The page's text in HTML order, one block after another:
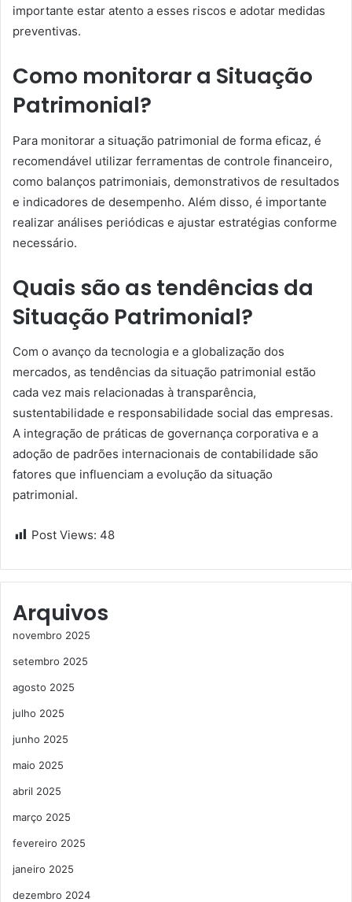
importante estar atento a esses riscos e adotar medidas
preventivas.
Como monitorar a Situação
Patrimonial?
Para monitorar a situação patrimonial de forma eficaz, é
recomendável utilizar ferramentas de controle financeiro,
como balanços patrimoniais, demonstrativos de resultados
e indicadores de desempenho. Além disso, é importante
realizar análises periódicas e ajustar estratégias conforme
necessário.
Quais são as tendências da
Situação Patrimonial?
Com o avanço da tecnologia e a globalização dos
mercados, as tendências da situação patrimonial estão
cada vez mais relacionadas à transparência,
sustentabilidade e responsabilidade social das empresas.
A integração de práticas de governança corporativa e a
adoção de padrões internacionais de contabilidade são
fatores que influenciam a evolução da situação
patrimonial.
Post Views: 48
Arquivos
novembro 2025
setembro 2025
agosto 2025
julho 2025
junho 2025
maio 2025
abril 2025
março 2025
fevereiro 2025
janeiro 2025
dezembro 2024